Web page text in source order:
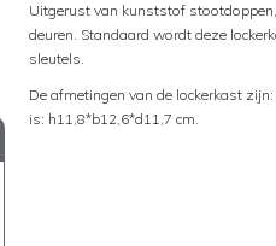
Uitgerust van kunststof
deuren. Standaard wordt deze
sleutels.
De afmetingen van de lockerkast
is: h11,8*b12,6*d11,7 cm.